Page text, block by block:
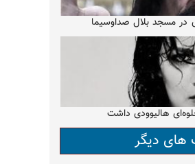
در مسجد بلال صداوسیما
هالیوودی داشت
های دیگر